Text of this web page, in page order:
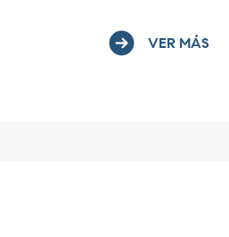
VER MÁS